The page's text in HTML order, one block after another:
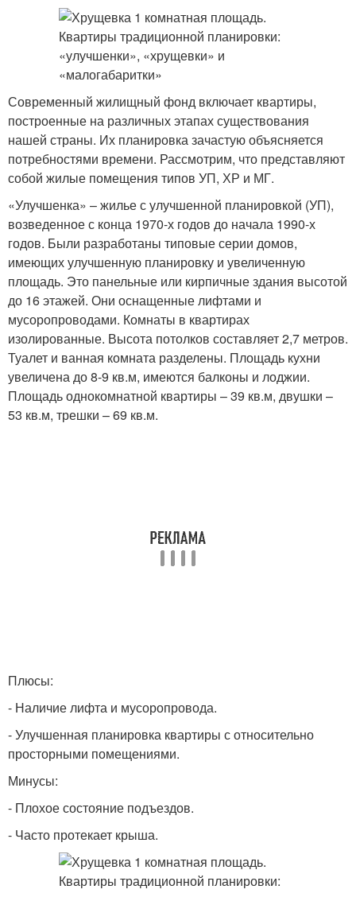
Современный жилищный фонд включает квартиры,
построенные на различных этапах существования
нашей страны. Их планировка зачастую объясняется
потребностями времени. Рассмотрим, что представляют
собой жилые помещения типов УП, ХР и МГ.
«Улучшенка» – жилье с улучшенной планировкой (УП),
возведенное с конца 1970-х годов до начала 1990-х
годов. Были разработаны типовые серии домов,
имеющих улучшенную планировку и увеличенную
площадь. Это панельные или кирпичные здания высотой
до 16 этажей. Они оснащенные лифтами и
мусоропроводами. Комнаты в квартирах
изолированные. Высота потолков составляет 2,7 метров.
Туалет и ванная комната разделены. Площадь кухни
увеличена до 8-9 кв.м, имеются балконы и лоджии.
Площадь однокомнатной квартиры – 39 кв.м, двушки –
53 кв.м, трешки – 69 кв.м.
Плюсы:
- Наличие лифта и мусоропровода.
- Улучшенная планировка квартиры с относительно
просторными помещениями.
Минусы:
- Плохое состояние подъездов.
- Часто протекает крыша.